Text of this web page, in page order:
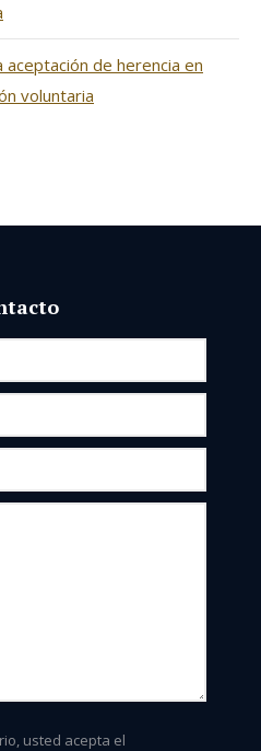
aceptación de herencia en
voluntaria
usted acepta el